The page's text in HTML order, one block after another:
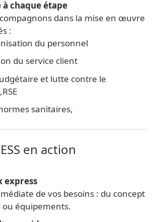
chaque étape
dans la mise en œuvre
:
du personnel
du service client
et lutte contre le
sanitaires,
en action
express
de vos besoins : du concept
ou équipements.